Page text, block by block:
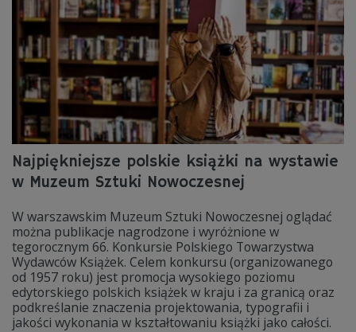
Najpiękniejsze polskie książki na wystawie
w Muzeum Sztuki Nowoczesnej
W warszawskim Muzeum Sztuki Nowoczesnej oglądać
można publikacje nagrodzone i wyróżnione w
tegorocznym 66. Konkursie Polskiego Towarzystwa
Wydawców Książek. Celem konkursu (organizowanego
od 1957 roku) jest promocja wysokiego poziomu
edytorskiego polskich książek w kraju i za granicą oraz
podkreślanie znaczenia projektowania, typografii i
jakości wykonania w kształtowaniu książki jako całości.